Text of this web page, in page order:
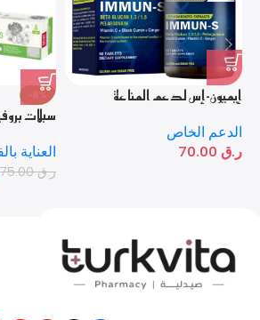
إيميون-إس لدعم المناعة
الدعم الخاص
ر.ق
-8%
سبلات
العناية
ر.ق75.00